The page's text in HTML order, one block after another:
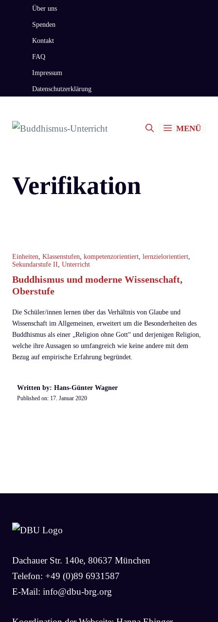
Über uns
Spenden
Kontakt
FAQ
Impressum
Datenschutzerklärung
MENÜ
Verifikation
Einheiten, Klassenstufen, kompetenzorientiert, lernzielorientiert,
Sekundarstufe II, Unterricht
Buddhismus und moderne Wissenschaft,
Oberstufe
Die Schüler/innen lernen über das Verhältnis von Glaube und
Wissenschaft im Allgemeinen, erweitert um die Besonderheiten des
Buddhismus als einer „Religion ohne Gott“ und derjenigen Religion,
welche ihre Aussagen so umfangreich wie keine andere mit dem
Bezug auf empirische Erfahrung begründet.
Written by: Hans-Günter Wagner
Published on: 17. Januar 2020
Dachauer Str. 140e, 80637 München
Telefon: +49 (0)89 6931587
E-Mail: info@dbu-brg.org